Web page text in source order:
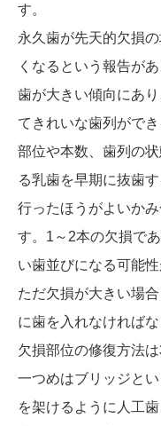
す。
永久歯が先天的欠損
くなるという報告が
歯が大きい傾向にあ
てきれいな歯列がで
部位や本数、歯列の
る乳歯を早期に抜歯
行ったほうがよいか
す。1～2本の欠損で
い歯並びになる可能性
ただ欠損が大きい場
に歯を入れなければ
欠損部位の修復方法は
一つめはブリッジと
を架けるように人工